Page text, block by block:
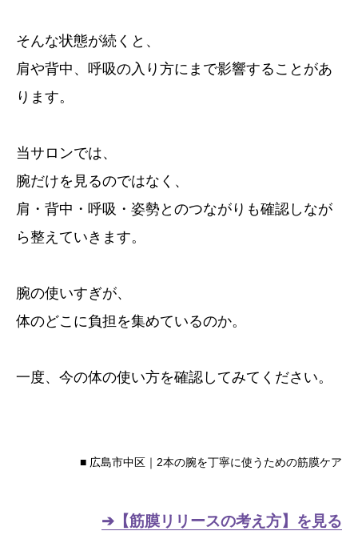
そんな状態が続くと、
肩や背中、呼吸の入り方にまで影響することがあ
ります。
当サロンでは、
腕だけを見るのではなく、
肩・背中・呼吸・姿勢とのつながりも確認しなが
ら整えていきます。
腕の使いすぎが、
体のどこに負担を集めているのか。
一度、今の体の使い方を確認してみてください。
■ 広島市中区｜2本の腕を丁寧に使うための筋膜ケア
➔【筋膜リリースの考え方】を見る